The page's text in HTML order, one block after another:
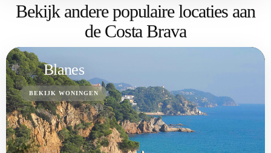
Bekijk andere populaire locaties aan
de Costa Brava
Blanes
BEKIJK WONINGEN